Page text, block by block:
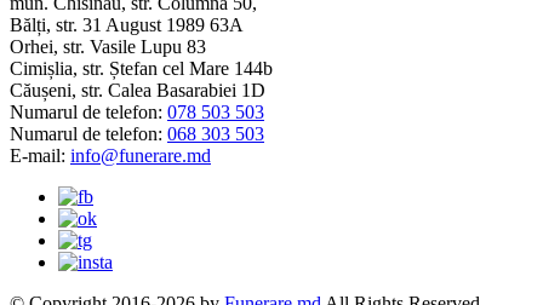
Bălți, str. 31 August 1989 63A
Orhei, str. Vasile Lupu 83
Cimișlia, str. Ștefan cel Mare 144b
Căușeni, str. Calea Basarabiei 1D
Numarul de telefon: 078 503 503
Numarul de telefon: 068 303 503
E-mail: info@funerare.md